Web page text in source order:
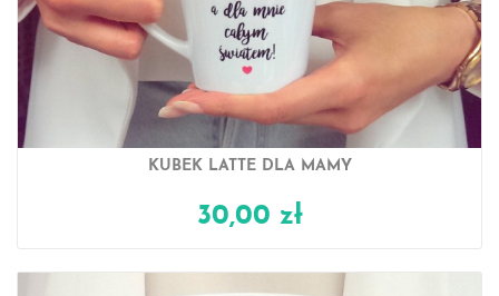
KUBEK LATTE DLA MAMY
30,00 zł